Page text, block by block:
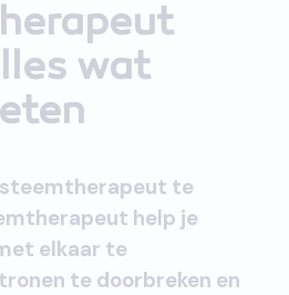
wat
te
help je
elkaar te
te doorbreken en